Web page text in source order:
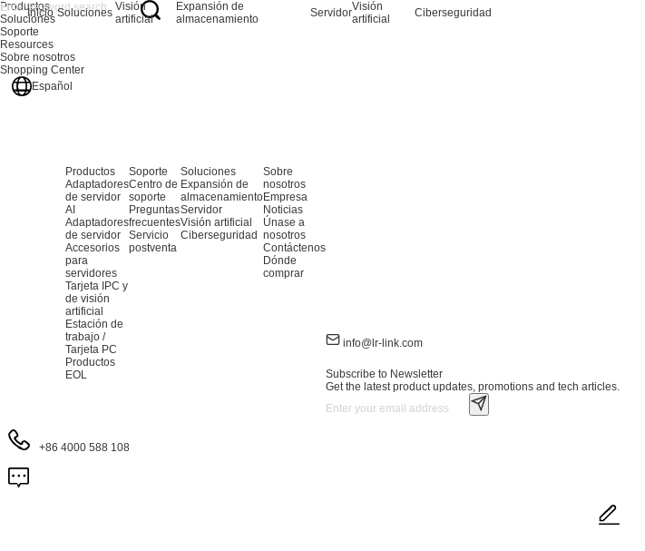
Productos
Soluciones
Soporte
Resources
Sobre nosotros
Shopping Center
Español
Inicio Soluciones Visión
artificial
Expansión de
almacenamiento
ServidorVisión
artificial
Ciberseguridad
Productos
Adaptadores
de servidor
AI
Adaptadores
de servidor
Accesorios
para
servidores
Tarjeta IPC y
de visión
artificial
Estación de
trabajo /
Tarjeta PC
Productos
EOL
Soporte
Centro de
soporte
Preguntas
frecuentes
Servicio
postventa
Soluciones
Expansión de
almacenamiento
Servidor
Visión artificial
Ciberseguridad
Sobre
nosotros
Empresa
Noticias
Únase a
nosotros
Contáctenos
Dónde
comprar
info@lr-link.com
Subscribe to Newsletter
Get the latest product updates, promotions and tech articles.
+86 4000 588 108